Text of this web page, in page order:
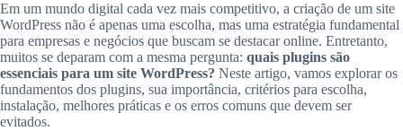
Em um mundo digital cada vez mais competitivo, a criação de um site
WordPress não é apenas uma escolha, mas uma estratégia fundamental
para empresas e negócios que buscam se destacar online. Entretanto,
muitos se deparam com a mesma pergunta: quais plugins são
essenciais para um site WordPress? Neste artigo, vamos explorar os
fundamentos dos plugins, sua importância, critérios para escolha,
instalação, melhores práticas e os erros comuns que devem ser
evitados.